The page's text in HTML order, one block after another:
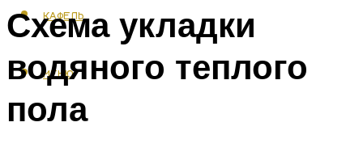
КАФЕЛЬ
МЕНЮ
Схема укладки
водяного теплого
пола